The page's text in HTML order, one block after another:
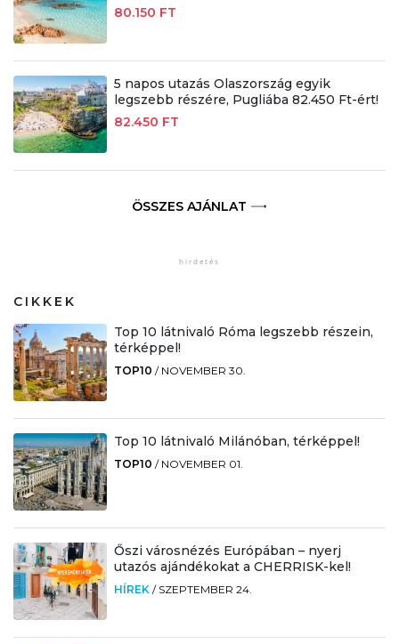
80.150 FT
5 napos utazás Olaszország egyik
legszebb részére, Pugliába 82.450 Ft-ért!
82.450 FT
ÖSSZES AJÁNLAT
CIKKEK
Top 10 látnivaló Róma legszebb részein,
térképpel!
TOP10 / NOVEMBER 30.
Top 10 látnivaló Milánóban, térképpel!
TOP10 / NOVEMBER 01.
Őszi városnézés Európában – nyerj
utazós ajándékokat a CHERRISK-kel!
HÍREK / SZEPTEMBER 24.